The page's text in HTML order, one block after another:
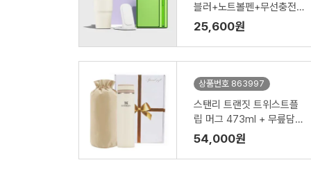
블러+노트볼펜+무선충전
기
25,600원
상품번호 863997
스탠리 트랜짓 트위스트플
립 머그 473ml + 무릎담요
+커버1P세트
54,000원